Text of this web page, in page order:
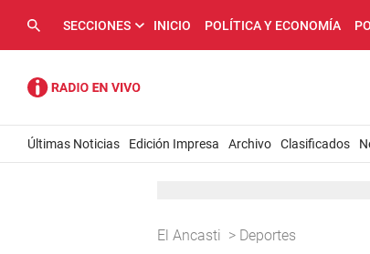
SECCIONES INICIO POLÍTICA Y ECONOMÍA
Últimas Noticias Edición Impresa Archivo Clasificados
El Ancasti > Deportes